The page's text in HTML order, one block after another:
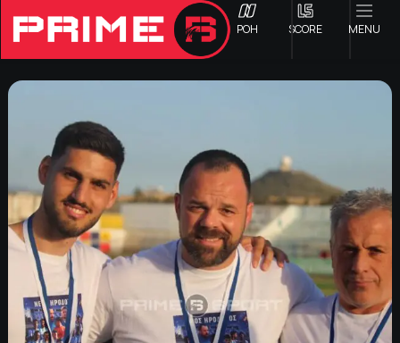
ΡΟΗ SCORE MENU
Γ ΕΘΝΙΚΗ
Α1 ΕΠΣΗ
Α2 ΕΠΣΗ
Β1 ΕΠΣΗ